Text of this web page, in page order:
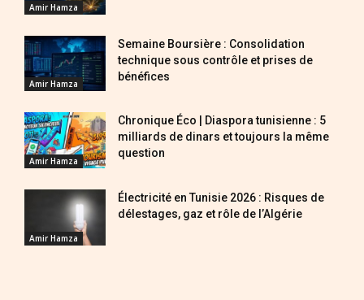
Amir Hamza
Amir Hamza
Semaine Boursière : Consolidation
technique sous contrôle et prises de
bénéfices
Amir Hamza
Chronique Éco | Diaspora tunisienne : 5
milliards de dinars et toujours la même
question
Amir Hamza
Électricité en Tunisie 2026 : Risques de
délestages, gaz et rôle de l’Algérie